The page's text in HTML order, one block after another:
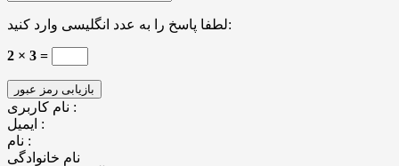
لطفا پاسخ را به عدد انگلیسی وارد کنید:
2 × 3 =
نام کاربری :
ایمیل :
نام :
نام خانوادگی